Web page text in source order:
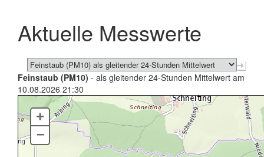
schließen
Aktuelle Messwerte
Feinstaub (PM10) - als gleitender 24-Stunden Mittelwert am
10.08.2026 21:30
+
–